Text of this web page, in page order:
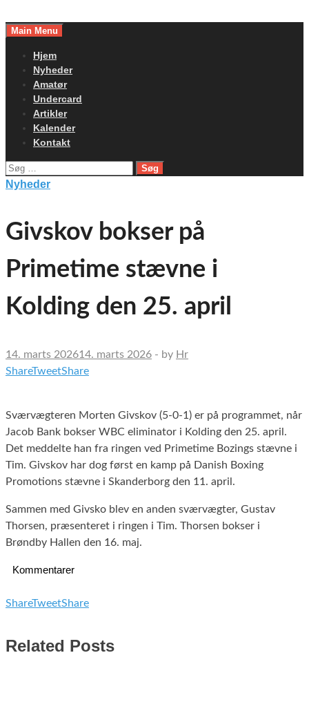
toMain Menu
Hjem
Nyheder
Amatør
Undercard
Artikler
Kalender
Kontakt
Søg
efter:
Nyheder
Givskov bokser på
Primetime stævne i
Kolding den 25. april
14. marts 202614. marts 2026 - by Hr
ShareTweetShare
Sværvægteren Morten Givskov (5-0-1) er på programmet, når
Jacob Bank bokser WBC eliminator i Kolding den 25. april.
Det meddelte han fra ringen ved Primetime Bozings stævne i
Tim. Givskov har dog først en kamp på Danish Boxing
Promotions stævne i Skanderborg den 11. april.
Sammen med Givsko blev en anden sværvægter, Gustav
Thorsen, præsenteret i ringen i Tim. Thorsen bokser i
Brøndby Hallen den 16. maj.
Kommentarer
ShareTweetShare
Related Posts